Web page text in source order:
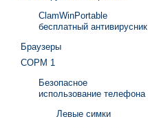
ClamWinPortable
бесплатный антивирусник
Браузеры
СОРМ 1
Безопасное
использование телефона
Левые симки